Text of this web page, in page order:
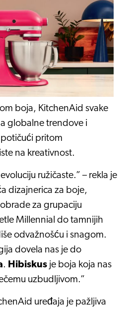
boja, KitchenAid svake
globalne trendove i
pritom
na kreativnost.
ružičaste.” – rekla je
dizajnerica za boje,
za grupaciju
Millennial do tamnijih
odvažnošću i snagom.
dovela nas je do
. Hibiskus je boja koja nas
uzbudljivom.”
uređaja je pažljiva